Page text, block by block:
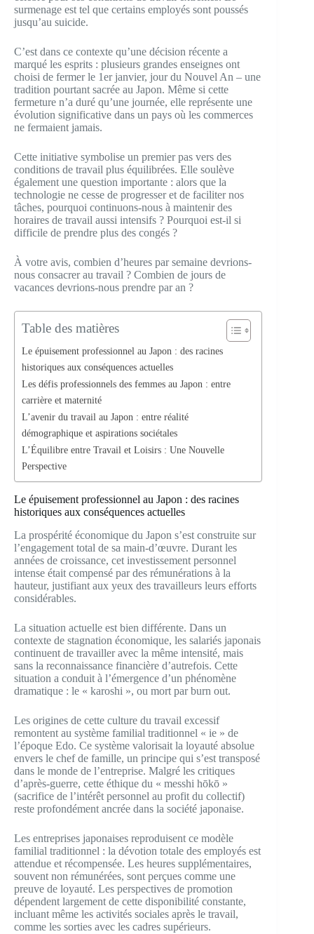
surmenage est tel que certains employés sont poussés
jusqu’au suicide.
C’est dans ce contexte qu’une décision récente a
marqué les esprits : plusieurs grandes enseignes ont
choisi de fermer le 1er janvier, jour du Nouvel An – une
tradition pourtant sacrée au Japon. Même si cette
fermeture n’a duré qu’une journée, elle représente une
évolution significative dans un pays où les commerces
ne fermaient jamais.
Cette initiative symbolise un premier pas vers des
conditions de travail plus équilibrées. Elle soulève
également une question importante : alors que la
technologie ne cesse de progresser et de faciliter nos
tâches, pourquoi continuons-nous à maintenir des
horaires de travail aussi intensifs ? Pourquoi est-il si
difficile de prendre plus des congés ?
À votre avis, combien d’heures par semaine devrions-
nous consacrer au travail ? Combien de jours de
vacances devrions-nous prendre par an ?
Table des matières
Le épuisement professionnel au Japon : des racines
historiques aux conséquences actuelles
Les défis professionnels des femmes au Japon : entre
carrière et maternité
L’avenir du travail au Japon : entre réalité
démographique et aspirations sociétales
L’Équilibre entre Travail et Loisirs : Une Nouvelle
Perspective
Le épuisement professionnel au Japon : des racines
historiques aux conséquences actuelles
La prospérité économique du Japon s’est construite sur
l’engagement total de sa main-d’œuvre. Durant les
années de croissance, cet investissement personnel
intense était compensé par des rémunérations à la
hauteur, justifiant aux yeux des travailleurs leurs efforts
considérables.
La situation actuelle est bien différente. Dans un
contexte de stagnation économique, les salariés japonais
continuent de travailler avec la même intensité, mais
sans la reconnaissance financière d’autrefois. Cette
situation a conduit à l’émergence d’un phénomène
dramatique : le « karoshi », ou mort par burn out.
Les origines de cette culture du travail excessif
remontent au système familial traditionnel « ie » de
l’époque Edo. Ce système valorisait la loyauté absolue
envers le chef de famille, un principe qui s’est transposé
dans le monde de l’entreprise. Malgré les critiques
d’après-guerre, cette éthique du « messhi hōkō »
(sacrifice de l’intérêt personnel au profit du collectif)
reste profondément ancrée dans la société japonaise.
Les entreprises japonaises reproduisent ce modèle
familial traditionnel : la dévotion totale des employés est
attendue et récompensée. Les heures supplémentaires,
souvent non rémunérées, sont perçues comme une
preuve de loyauté. Les perspectives de promotion
dépendent largement de cette disponibilité constante,
incluant même les activités sociales après le travail,
comme les sorties avec les cadres supérieurs.